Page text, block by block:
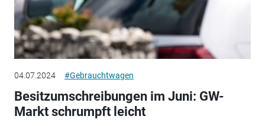
04.07.2024 #Gebrauchtwagen
Besitzumschreibungen im Juni: GW-
Markt schrumpft leicht